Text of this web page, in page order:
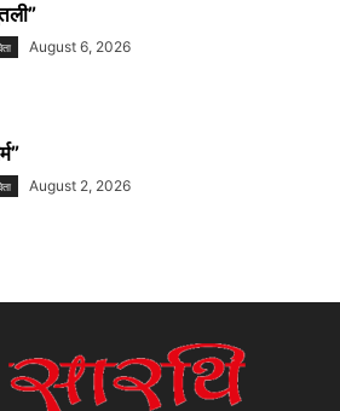
August 6, 2026
August 2, 2026